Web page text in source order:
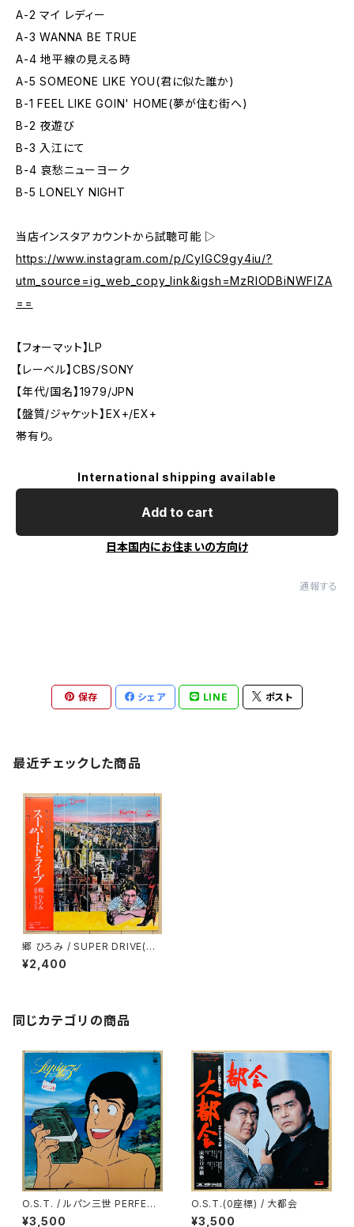
A-2 マイ レディー
A-3 WANNA BE TRUE
A-4 地平線の見える時
A-5 SOMEONE LIKE YOU(君に似た誰か)
B-1 FEEL LIKE GOIN' HOME(夢が住む街へ)
B-2 夜遊び
B-3 入江にて
B-4 哀愁ニューヨーク
B-5 LONELY NIGHT
当店インスタアカウントから試聴可能 ▷
https://www.instagram.com/p/CyIGC9gy4iu/?
utm_source=ig_web_copy_link&igsh=MzRlODBiNWFlZA
==
【フォーマット】LP
【レーベル】CBS/SONY
【年代/国名】1979/JPN
【盤質/ジャケット】EX+/EX+
帯有り。
International shipping available
Add to cart
日本国内にお住まいの方向け
通報する
保存 シェア LINE ポスト
最近チェックした商品
郷 ひろみ / SUPER DRIVE(ス
ーパー・ドライブ)
¥2,400
同じカテゴリの商品
O.S.T. / ルパン三世 PERFECT
COLLECTION
¥3,500
O.S.T.(0座標) / 大都会
¥3,500